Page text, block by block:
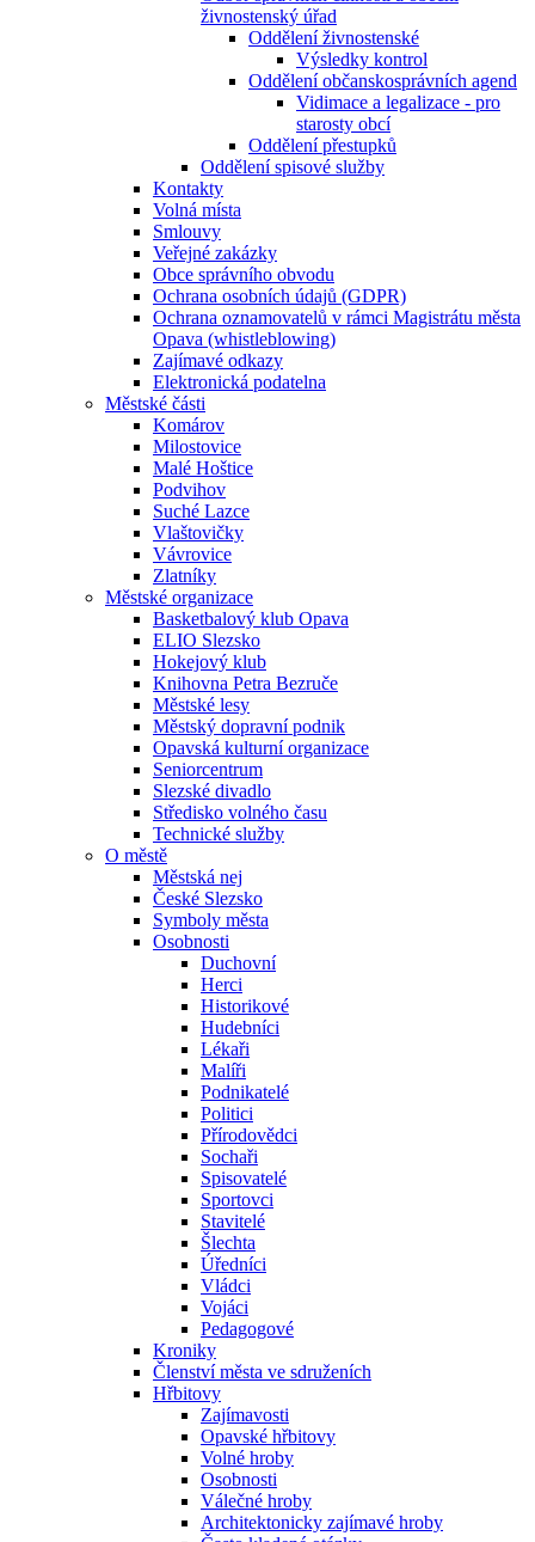
živnostenský úřad
Oddělení živnostenské
Výsledky kontrol
Oddělení občanskosprávních agend
Vidimace a legalizace - pro
starosty obcí
Oddělení přestupků
Oddělení spisové služby
Kontakty
Volná místa
Smlouvy
Veřejné zakázky
Obce správního obvodu
Ochrana osobních údajů (GDPR)
Ochrana oznamovatelů v rámci Magistrátu města
Opava (whistleblowing)
Zajímavé odkazy
Elektronická podatelna
Městské části
Komárov
Milostovice
Malé Hoštice
Podvihov
Suché Lazce
Vlaštovičky
Vávrovice
Zlatníky
Městské organizace
Basketbalový klub Opava
ELIO Slezsko
Hokejový klub
Knihovna Petra Bezruče
Městské lesy
Městský dopravní podnik
Opavská kulturní organizace
Seniorcentrum
Slezské divadlo
Středisko volného času
Technické služby
O městě
Městská nej
České Slezsko
Symboly města
Osobnosti
Duchovní
Herci
Historikové
Hudebníci
Lékaři
Malíři
Podnikatelé
Politici
Přírodovědci
Sochaři
Spisovatelé
Sportovci
Stavitelé
Šlechta
Úředníci
Vládci
Vojáci
Pedagogové
Kroniky
Členství města ve sdruženích
Hřbitovy
Zajímavosti
Opavské hřbitovy
Volné hroby
Osobnosti
Válečné hroby
Architektonicky zajímavé hroby